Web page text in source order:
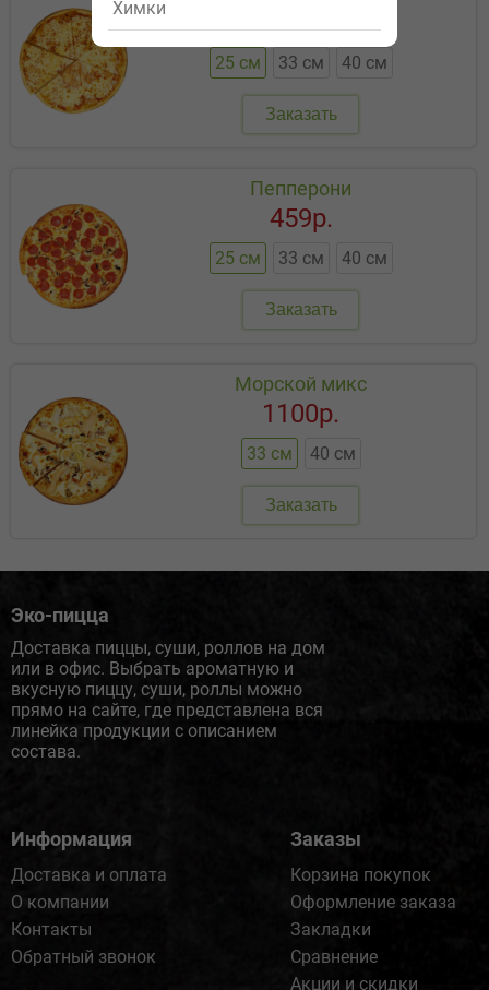
Химки
25 см 33 см 40 см
299р.
Заказать
Пепперони
25 см 33 см 40 см
459р.
Заказать
Морской микс
33 см 40 см
1100р.
Заказать
Эко-пицца
Доставка пиццы, суши, роллов на дом
или в офис. Выбрать ароматную и
вкусную пиццу, суши, роллы можно
прямо на сайте, где представлена вся
линейка продукции с описанием
состава.
Информация
Доставка и оплата
О компании
Контакты
Обратный звонок
Заказы
Корзина покупок
Оформление заказа
Закладки
Сравнение
Акции и скидки